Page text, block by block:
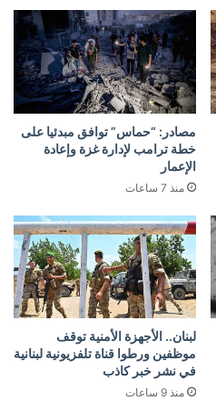
مصادر: “حماس” توافق مبدئيا على
خطة ترامب لإدارة غزة وإعادة
الإعمار
منذ 7 ساعات
لبنان.. الأجهزة الأمنية توقف
موظفين ورطوا قناة تلفزيونية لبنانية
في نشر خبر كاذب
منذ 9 ساعات